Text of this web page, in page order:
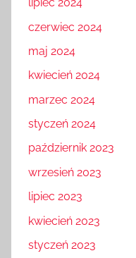
czerwiec 2024
maj 2024
kwiecień 2024
marzec 2024
styczeń 2024
październik 2023
wrzesień 2023
lipiec 2023
kwiecień 2023
styczeń 2023